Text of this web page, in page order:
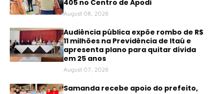
405 no Centro de Apodi
August 08, 2026
Audiência pública expõe rombo de R$
11 milhões na Previdência de Itaú e
apresenta plano para quitar dívida
em 25 anos
August 07, 2026
Samanda recebe apoio do prefeito,